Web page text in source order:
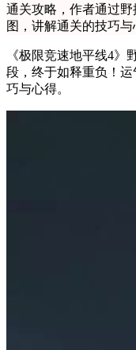
通关攻略，作者通过
图，讲解通关的技巧
《极限竞速地平线4》
段，终于如释重负！
巧与心得。